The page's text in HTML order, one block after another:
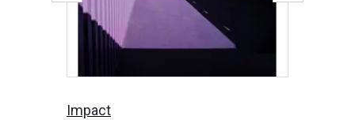
Impact